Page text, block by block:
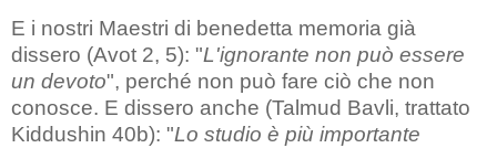
E i nostri Maestri di benedetta memoria già
dissero (Avot 2, 5): "L'ignorante non può essere
un devoto", perché non può fare ciò che non
conosce. E dissero anche (Talmud Bavli, trattato
Kiddushin 40b): "Lo studio è più importante